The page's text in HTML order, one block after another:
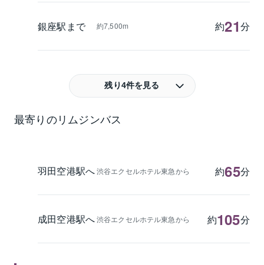
銀座駅まで 約7,500m 約21分
残り4件を見る
最寄りのリムジンバス
羽田空港駅へ渋谷エクセルホテル東急から 約65分
成田空港駅へ渋谷エクセルホテル東急から 約105分